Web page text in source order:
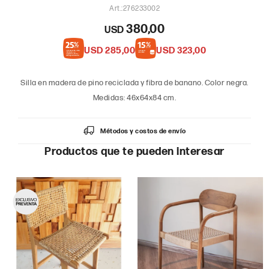
276233002
USD 380,00
USD 285,00 USD 323,00
Silla en madera de pino reciclada y fibra de banano. Color negra.
Medidas: 46x64x84 cm.
Métodos y costos de envío
Productos que te pueden interesar